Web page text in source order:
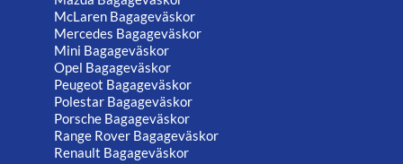
McLaren Bagageväskor
Mercedes Bagageväskor
Mini Bagageväskor
Opel Bagageväskor
Peugeot Bagageväskor
Polestar Bagageväskor
Porsche Bagageväskor
Range Rover Bagageväskor
Renault Bagageväskor